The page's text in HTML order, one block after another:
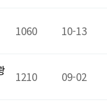
1060 10-13
1210 09-02